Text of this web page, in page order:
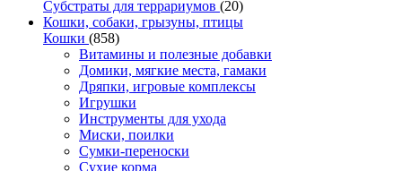
Субстраты для террариумов (20)
Кошки, собаки, грызуны, птицы
Кошки (858)
Витамины и полезные добавки
Домики, мягкие места, гамаки
Дряпки, игровые комплексы
Игрушки
Инструменты для ухода
Миски, поилки
Сумки-переноски
Сухие корма